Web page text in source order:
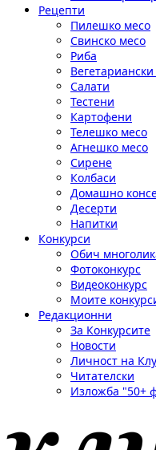
Рецепти
Пилешко месо
Свинско месо
Риба
Вегетариански
Салати
Тестени
Картофени
Телешко месо
Агнешко месо
Сирене
Колбаси
Домашно
Десерти
Напитки
Конкурси
Обич
Фотоконкурс
Видеоконкурс
Моите
Редакционни
За Конкурсите
Новости
Личност на
Читателски
Изложба "50+